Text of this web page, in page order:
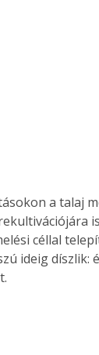
a talaj
céllal
ideig díszlik: